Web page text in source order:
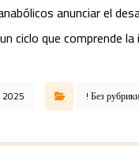
anunciar el
ciclo que comprende
! Без рубрики